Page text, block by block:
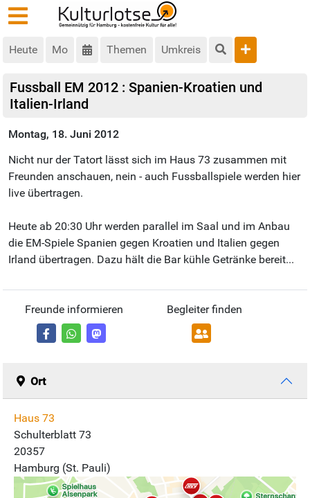
Heute Mo Themen Umkreis
Fussball EM 2012 : Spanien-Kroatien und
Italien-Irland
Montag, 18. Juni 2012
Nicht nur der Tatort lässt sich im Haus 73 zusammen mit
Freunden anschauen, nein - auch Fussballspiele werden hier
live übertragen.
Heute ab 20:30 Uhr werden parallel im Saal und im Anbau
die EM-Spiele Spanien gegen Kroatien und Italien gegen
Irland übertragen. Dazu hält die Bar kühle Getränke bereit...
Freunde informieren Begleiter finden
Ort
Haus 73
Schulterblatt 73
20357
Hamburg (St. Pauli)